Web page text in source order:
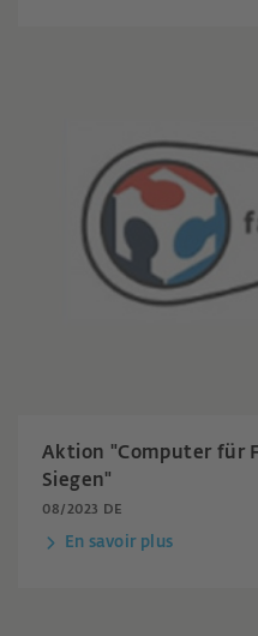
Aktion "Computer für
Siegen"
08/2023 DE
En savoir plus